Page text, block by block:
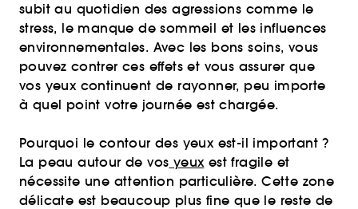
subit au quotidien des agressions comme le
stress, le manque de sommeil et les influences
environnementales. Avec les bons soins, vous
pouvez contrer ces effets et vous assurer que
vos yeux continuent de rayonner, peu importe
à quel point votre journée est chargée.
Pourquoi le contour des yeux est-il important ?
La peau autour de vos yeuxest fragile et
nécessite une attention particulière. Cette zone
délicate est beaucoup plus fine que le reste de